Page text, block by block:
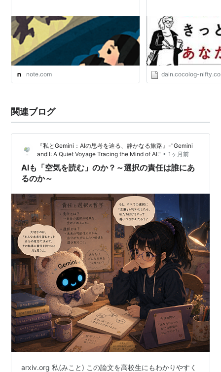
note.com dain.cocolog-
関連ブログ
『私とGemini：AIの思考を辿る、静かなる旅路』-"Gemini
and I: A Quiet Voyage Tracing the Mind of AI." • 1ヶ月前
AIも「空気を読む」のか？～選択の責任は誰にあ
るのか～
arxiv.org 私(みこと) この論文を高校生にもわかりやすく